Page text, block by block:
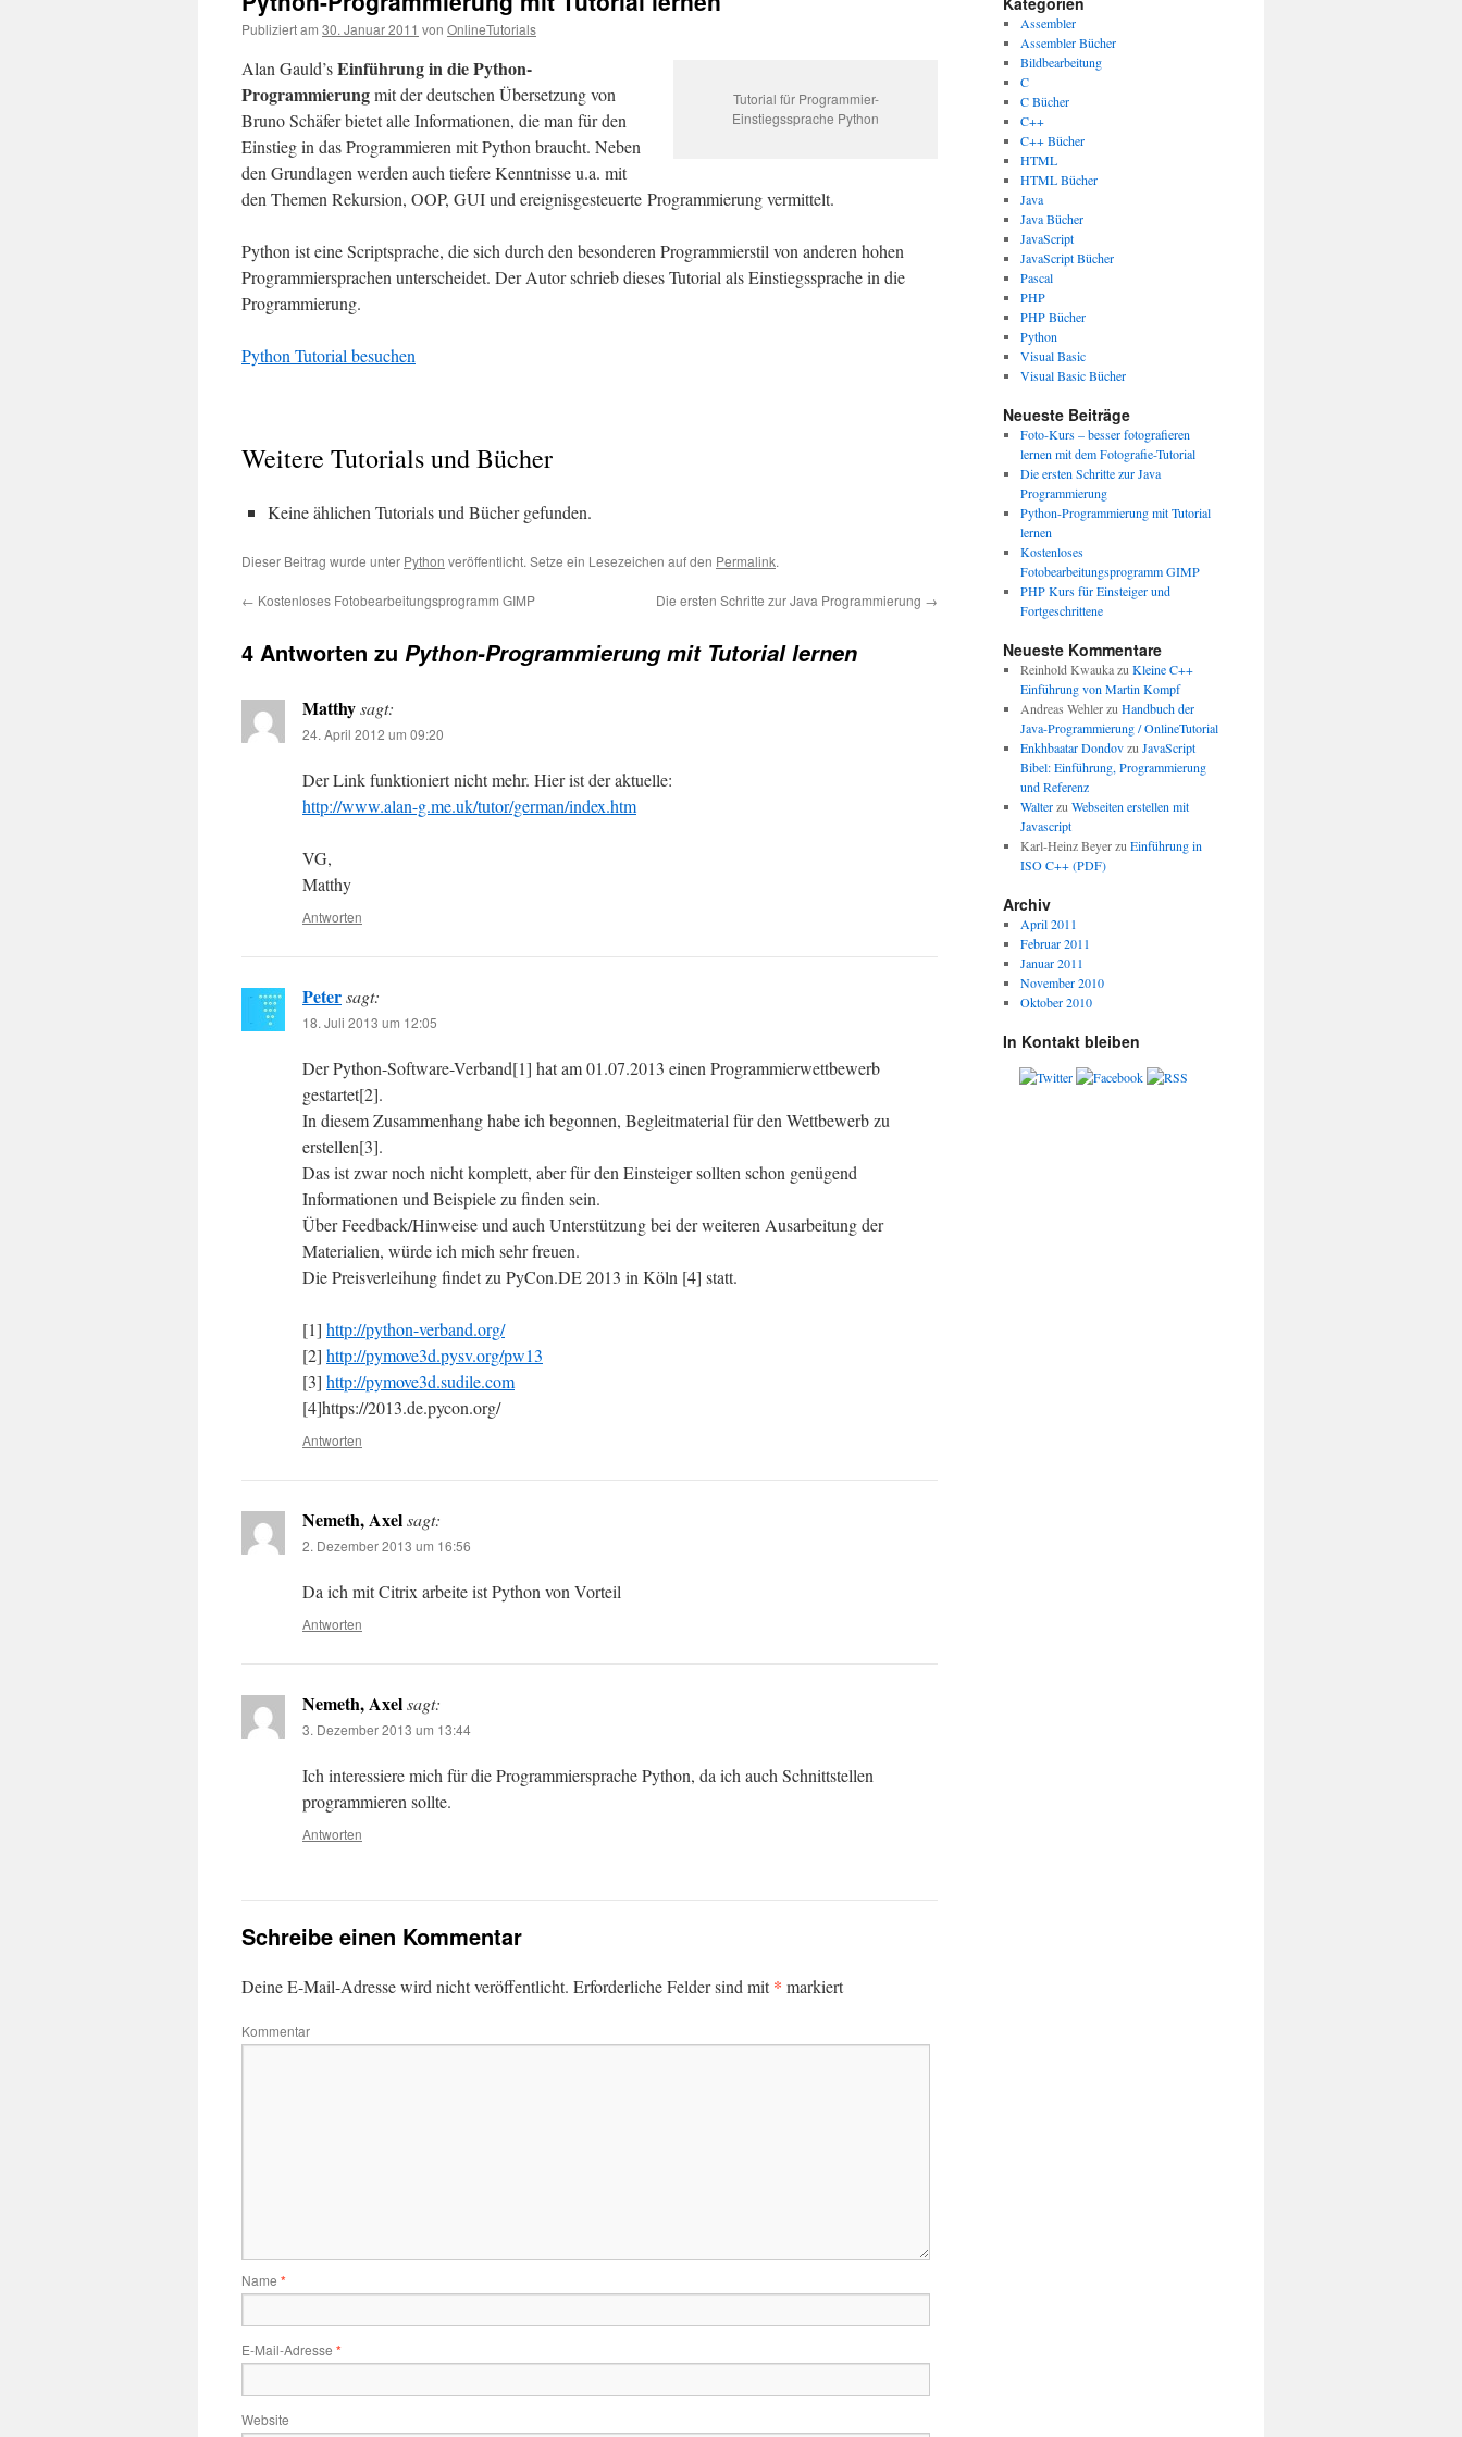
Publiziert am 30. Januar 2011 von OnlineTutorials
Tutorial für Programmier-
Einstiegssprache Python
Alan Gauld’sEinführung in die Python-
Programmierungmit der deutschen Übersetzung von
Bruno Schäfer bietet alle Informationen, die man für den
Einstieg in das Programmieren mit Python braucht. Neben
den Grundlagen werden auch tiefere Kenntnisse u.a. mit
den Themen Rekursion, OOP, GUI und ereignisgesteuerte Programmierung vermittelt.
Python ist eine Scriptsprache, die sich durch den besonderen Programmierstil von anderen hohen
Programmiersprachen unterscheidet. Der Autor schrieb dieses Tutorial als Einstiegssprache in die
Programmierung.
Python Tutorial besuchen
Weitere Tutorials und Bücher
Keine ählichen Tutorials und Bücher gefunden.
Dieser Beitrag wurde unter Python veröffentlicht. Setze ein Lesezeichen auf den Permalink.
← Kostenloses Fotobearbeitungsprogramm GIMP Die ersten Schritte zur Java Programmierung →
4 Antworten zu Python-Programmierung mit Tutorial lernen
Matthysagt:
24. April 2012 um 09:20
Der Link funktioniert nicht mehr. Hier ist der aktuelle:
http://www.alan-g.me.uk/tutor/german/index.htm
VG,
Matthy
Antworten
Petersagt:
18. Juli 2013 um 12:05
Der Python-Software-Verband[1] hat am 01.07.2013 einen Programmierwettbewerb
gestartet[2].
In diesem Zusammenhang habe ich begonnen, Begleitmaterial für den Wettbewerb zu
erstellen[3].
Das ist zwar noch nicht komplett, aber für den Einsteiger sollten schon genügend
Informationen und Beispiele zu finden sein.
Über Feedback/Hinweise und auch Unterstützung bei der weiteren Ausarbeitung der
Materialien, würde ich mich sehr freuen.
Die Preisverleihung findet zu PyCon.DE 2013 in Köln [4] statt.
[1] http://python-verband.org/
[2] http://pymove3d.pysv.org/pw13
[3] http://pymove3d.sudile.com
[4]https://2013.de.pycon.org/
Antworten
Nemeth, Axelsagt:
2. Dezember 2013 um 16:56
Da ich mit Citrix arbeite ist Python von Vorteil
Antworten
Nemeth, Axelsagt:
3. Dezember 2013 um 13:44
Ich interessiere mich für die Programmiersprache Python, da ich auch Schnittstellen
programmieren sollte.
Antworten
Schreibe einen Kommentar
Deine E-Mail-Adresse wird nicht veröffentlicht. Erforderliche Felder sind mit* markiert
Kommentar
Name *
E-Mail-Adresse *
Website
Assembler
Assembler Bücher
Bildbearbeitung
C
C Bücher
C++
C++ Bücher
HTML
HTML Bücher
Java
Java Bücher
JavaScript
JavaScript Bücher
Pascal
PHP
PHP Bücher
Python
Visual Basic
Visual Basic Bücher
Neueste Beiträge
Foto-Kurs – besser fotografieren
lernen mit dem Fotografie-Tutorial
Die ersten Schritte zur Java
Programmierung
Python-Programmierung mit Tutorial
lernen
Kostenloses
Fotobearbeitungsprogramm GIMP
PHP Kurs für Einsteiger und
Fortgeschrittene
Neueste Kommentare
Reinhold Kwaukazu Kleine C++
Einführung von Martin Kompf
Andreas Wehlerzu Handbuch der
Java-Programmierung / OnlineTutorial
Enkhbaatar Dondovzu JavaScript
Bibel: Einführung, Programmierung
und Referenz
Walterzu Webseiten erstellen mit
Javascript
Karl-Heinz Beyerzu Einführung in
ISO C++ (PDF)
Archiv
April 2011
Februar 2011
Januar 2011
November 2010
Oktober 2010
In Kontakt bleiben